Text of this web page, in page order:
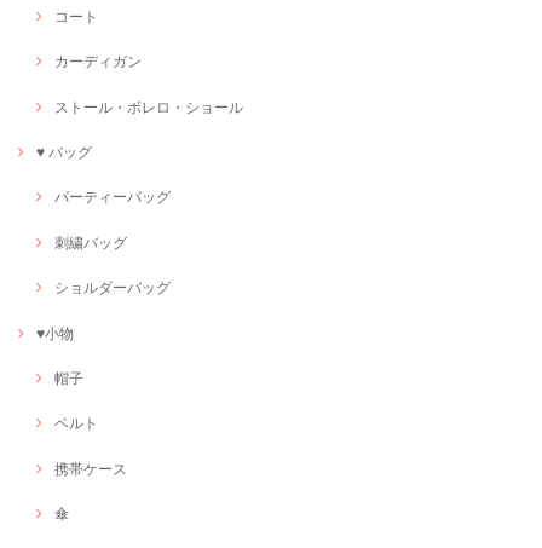
コート
カーディガン
ストール・ボレロ・ショール
♥ バッグ
パーティーバッグ
刺繍バッグ
ショルダーバッグ
♥小物
帽子
ベルト
携帯ケース
傘